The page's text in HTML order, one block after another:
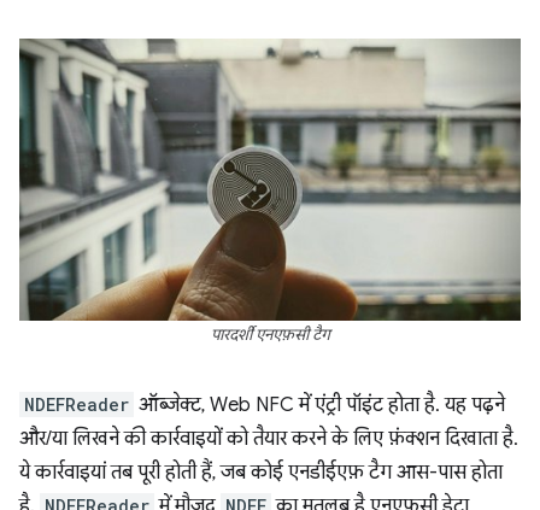
पारदर्शी एनएफ़सी टैग
NDEFReader ऑब्जेक्ट, Web NFC में एंट्री पॉइंट होता है. यह पढ़ने
और/या लिखने की कार्रवाइयों को तैयार करने के लिए फ़ंक्शन दिखाता है.
ये कार्रवाइयां तब पूरी होती हैं, जब कोई एनडीईएफ़ टैग आस-पास होता